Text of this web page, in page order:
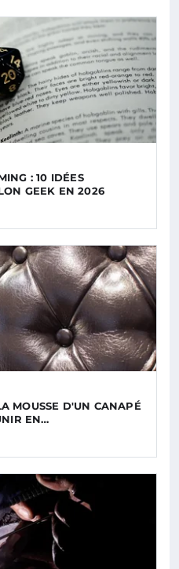
: 10 IDÉES
GEEK EN 2026
MOUSSE D'UN CANAPÉ
EN…